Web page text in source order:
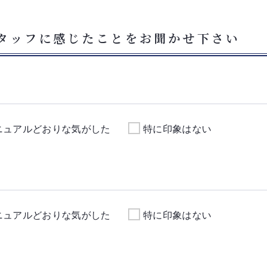
ッフに感じたことをお聞かせ下さい
ュアルどおりな気がした 特に印象はない
ュアルどおりな気がした 特に印象はない